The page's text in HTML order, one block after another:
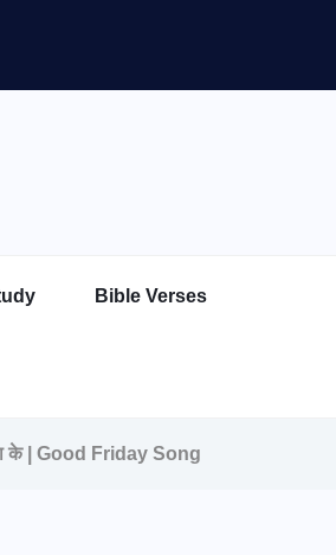
Bible Verses
के | Good Friday Song